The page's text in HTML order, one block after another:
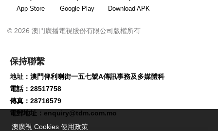
App Store Google Play Download APK
© 2026 澳門廣播電視股份有限公司版權所有
保持聯繫
地址：澳門俾利喇街一五七號A傳訊事務及多媒體科
電話：28517758
傳真：28716579
電郵地址： enquiry@tdm.com.mo
澳廣視 Cookies 使用政策